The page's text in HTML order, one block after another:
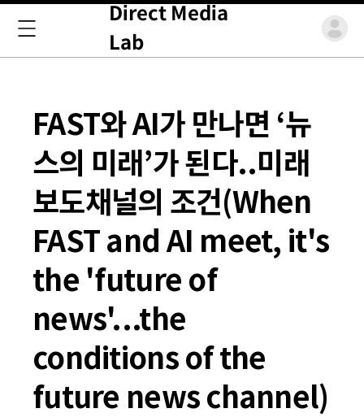
Direct Media
Lab
FAST와 AI가 만나면 ‘뉴
스의 미래’가 된다..미래
보도채널의 조건(When
FAST and AI meet, it's
the 'future of
news'...the
conditions of the
future news channel)